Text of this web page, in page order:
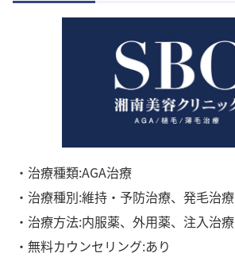
・治療種類:AGA治療
・治療種別:維持・予防治療、発毛治療
・治療方法:内服薬、外用薬、注入治療
・無料カウンセリング:あり